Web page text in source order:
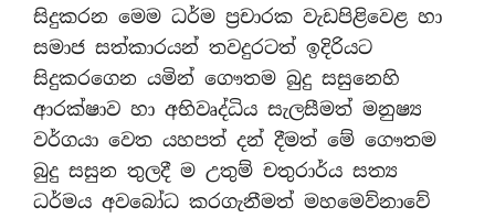
සිදුකරන මෙම ධර්ම ප්‍රචාරක වැඩපිළිවෙළ හා
සමාජ සත්කාරයන් තවදුරටත් ඉදිරියට
සිදුකරගෙන යමින් ගෞතම බුදු සසුනෙහි
ආරක්ෂාව හා අභිවෘද්ධිය සැලසීමත් මනුෂ්‍ය
වර්ගයා වෙත යහපත් දන් දීමත් මේ ගෞතම
බුදු සසුන තුලදී ම උතුම් චතුරාර්ය සත්‍ය
ධර්මය අවබෝධ කරගැනීමත් මහමෙව්නාවේ